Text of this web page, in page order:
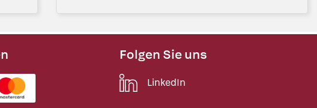
Folgen Sie uns
LinkedIn